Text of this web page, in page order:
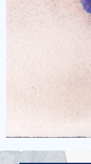
changer les